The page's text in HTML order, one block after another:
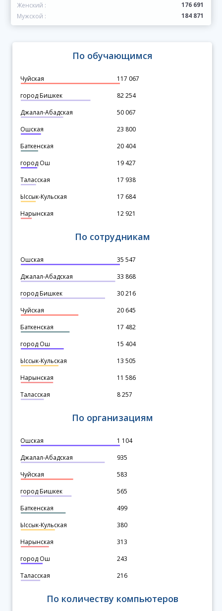
Женский :
176 691
Мужской :
184 871
По обучающимся
117 067
Чуйская
82 254
город Бишкек
50 067
Джалал-Абадская
23 800
Ошская
20 404
Баткенская
19 427
город Ош
17 938
Таласская
17 684
Ыссык-Кульская
12 921
Нарынская
По сотрудникам
35 547
Ошская
33 868
Джалал-Абадская
30 216
город Бишкек
20 645
Чуйская
17 482
Баткенская
15 404
город Ош
13 505
Ыссык-Кульская
11 586
Нарынская
8 257
Таласская
По организациям
1 104
Ошская
935
Джалал-Абадская
583
Чуйская
565
город Бишкек
499
Баткенская
380
Ыссык-Кульская
313
Нарынская
243
город Ош
216
Таласская
По количеству компьютеров